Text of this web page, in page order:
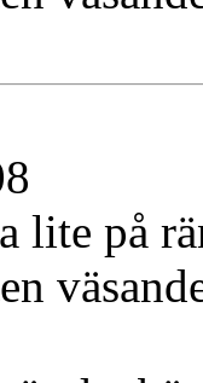
lite på